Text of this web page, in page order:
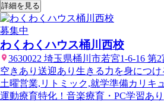
詳細を見る
募集中
わくわくハウス桶川西校
3630022 埼玉県桶川市若宮1-6-16 第
空きあり 送迎あり 生きる力を身につ
土曜営業,リトミック,就学準備カリキ
運動療育特化！音楽療育・PC学習あり